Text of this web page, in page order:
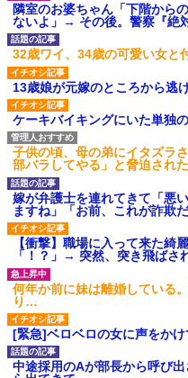
隣室のお婆ちゃん「下階から
ないよ」→ その後。警察『絶
32歳ワイ、34歳の可愛い女と
13歳娘が元嫁のところから逃
ケーキバイキングにいた単独
子供の頃、母の弟にイタズラ
部バラしてやる」と脅迫され
嫁が弁護士を連れてきて「悪
ますね」「お前、これが詐欺
【衝撃】職場に入って来た
「！？」→ 突然、突き飛ば
何年か前に妹は離婚している
り…
[緊急]ベロベロの女に声をか
中途採用のAが部長から呼び